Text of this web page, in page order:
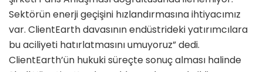
Sektörün enerji geçişini hızlandırmasına ihtiyacımız
var. ClientEarth davasının endüstrideki yatırımcılara
bu aciliyeti hatırlatmasını umuyoruz” dedi.
ClientEarth’ün hukuki süreçte sonuç alması halinde